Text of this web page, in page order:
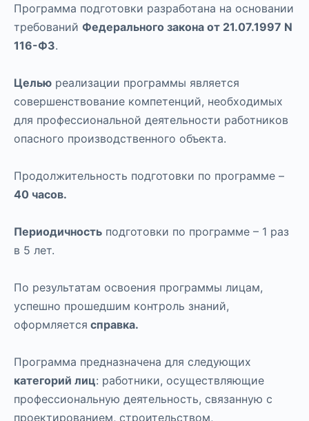
Программа подготовки разработана на основании
требований Федерального закона от 21.07.1997 N
116-ФЗ.
Целью реализации программы является
совершенствование компетенций, необходимых
для профессиональной деятельности работников
опасного производственного объекта.
Продолжительность подготовки по программе –
40 часов.
Периодичность подготовки по программе – 1 раз
в 5 лет.
По результатам освоения программы лицам,
успешно прошедшим контроль знаний,
оформляется справка.
Программа предназначена для следующих
категорий лиц: работники, осуществляющие
профессиональную деятельность, связанную с
проектированием, строительством,